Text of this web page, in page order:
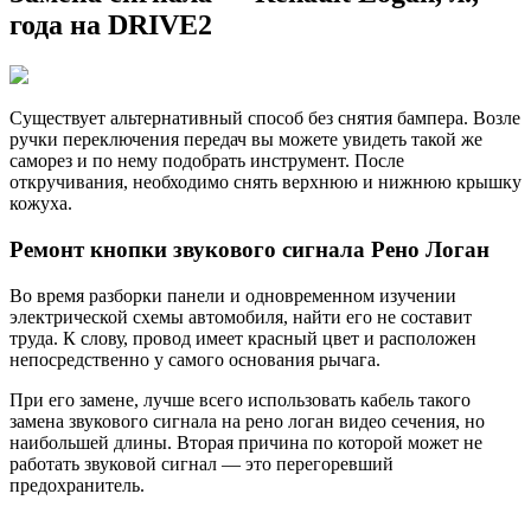
года на DRIVE2
Существует альтернативный способ без снятия бампера. Возле
ручки переключения передач вы можете увидеть такой же
саморез и по нему подобрать инструмент. После
откручивания, необходимо снять верхнюю и нижнюю крышку
кожуха.
Ремонт кнопки звукового сигнала Рено Логан
Во время разборки панели и одновременном изучении
электрической схемы автомобиля, найти его не составит
труда. К слову, провод имеет красный цвет и расположен
непосредственно у самого основания рычага.
При его замене, лучше всего использовать кабель такого
замена звукового сигнала на рено логан видео сечения, но
наибольшей длины. Вторая причина по которой может не
работать звуковой сигнал — это перегоревший
предохранитель.